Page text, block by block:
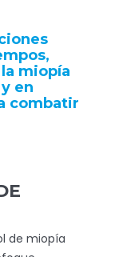
miopía
en
combatir
de miopía